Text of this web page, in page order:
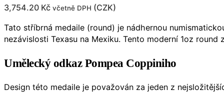
3,754.20 Kč včetně DPH (CZK)
Tato stříbrná medaile (round) je nádhernou
nezávislosti Texasu na Mexiku. Tento moderní 1oz
Umělecký odkaz Pompea Coppiniho
Design této medaile je považován za jeden z